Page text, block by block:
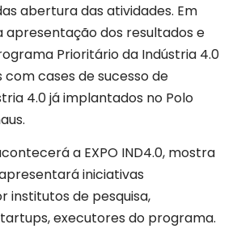
abertura das atividades. Em
apresentação dos resultados e
Prioritário da Indústria 4.0
com cases de sucesso de
4.0 já implantados no Polo
a EXPO IND4.0, mostra
iniciativas
institutos de pesquisa,
executores do programa.